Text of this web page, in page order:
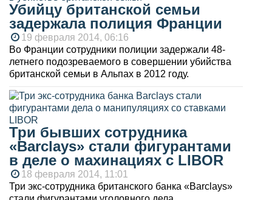
Убийцу британской семьи
задержала полиция Франции
19 февраля 2014, 06:16
Во Франции сотрудники полиции задержали 48-
летнего подозреваемого в совершении убийства
британской семьи в Альпах в 2012 году.
Три бывших сотрудника
«Barclays» стали фигурантами
в деле о махинациях с LIBOR
18 февраля 2014, 11:01
Три экс-сотрудника британского банка «Barclays»